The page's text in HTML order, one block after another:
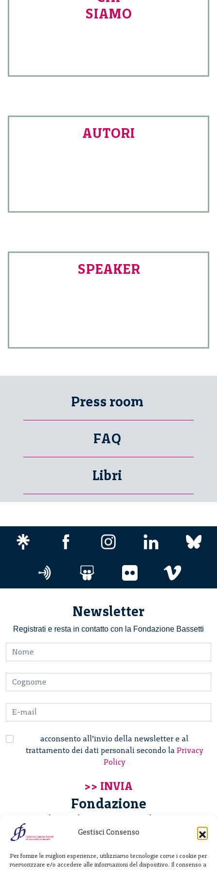
Gestisci Consenso
Per fornire le migliori esperienze, utilizziamo tecnologie come i cookie per
memorizzare e/o accedere alle informazioni del dispositivo. Il consenso a
SIAMO
AUTORI
SPEAKER
Press room
FAQ
Libri
Newsletter
Registrati e resta in contatto con la Fondazione Bassetti
acconsento all’invio della newsletter e al
trattamento dei dati personali secondo la Privacy
Policy
Fondazione
Giannino Bassetti ETS
20122 Milano - Italia